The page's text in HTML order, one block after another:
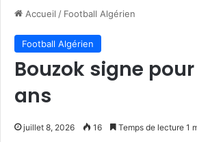
Accueil / Football Algérien
Football Algérien
Bouzok signe
ans
juillet 8, 2026 16 Temps de lecture 1